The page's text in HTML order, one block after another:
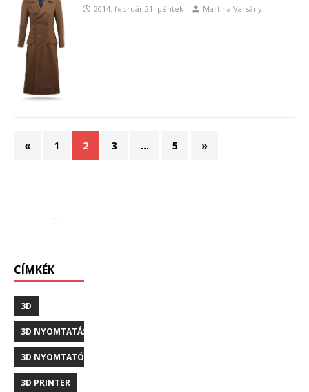
2014. február 21. péntek Martina Varsányi
« 1 2 3 … 5 »
CÍMKÉK
3D
3D NYOMTATÁS
3D NYOMTATÓ
3D PRINTER